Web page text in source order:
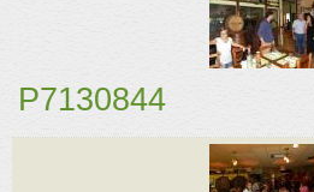
P7130844